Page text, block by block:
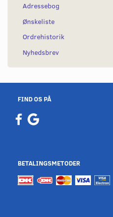
Adressebog
Ønskeliste
Ordrehistorik
Nyhedsbrev
FIND OS PÅ
BETALINGSMETODER